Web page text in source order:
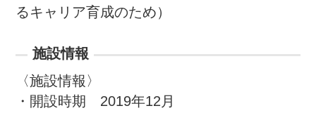
るキャリア育成のため）
施設情報
〈施設情報〉
・開設時期　2019年12月